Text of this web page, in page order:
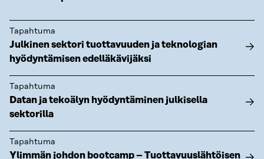
Tapahtuma
Julkinen sektori tuottavuuden ja teknologian
hyödyntämisen edelläkävijäksi
Tapahtuma
Datan ja tekoälyn hyödyntäminen julkisella
sektorilla
Tapahtuma
Ylimmän johdon bootcamp – Tuottavuuslähtöisen